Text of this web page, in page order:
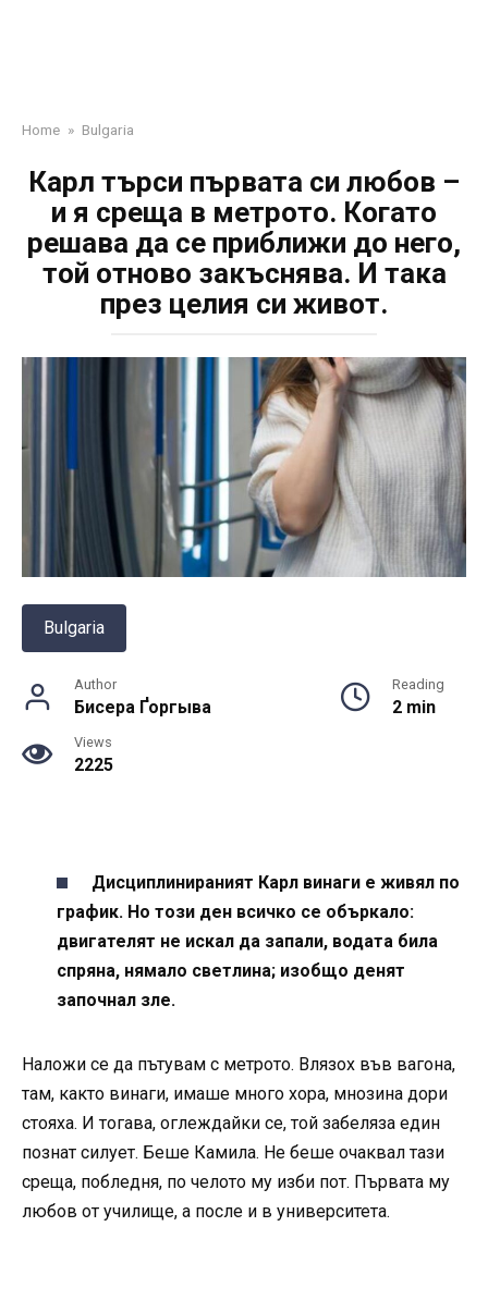
Home » Bulgaria
Карл търси първата си любов –
и я среща в метрото. Когато
решава да се приближи до него,
той отново закъснява. И така
през целия си живот.
Bulgaria
Author
Бисера Ґоргыва
Reading
2 min
Views
2225
Дисциплинираният Карл винаги е живял по
график. Но този ден всичко се объркало:
двигателят не искал да запали, водата била
спряна, нямало светлина; изобщо денят
започнал зле.
Наложи се да пътувам с метрото. Влязох във вагона,
там, както винаги, имаше много хора, мнозина дори
стояха. И тогава, оглеждайки се, той забеляза един
познат силует. Беше Камила. Не беше очаквал тази
среща, побледня, по челото му изби пот. Първата му
любов от училище, а после и в университета.